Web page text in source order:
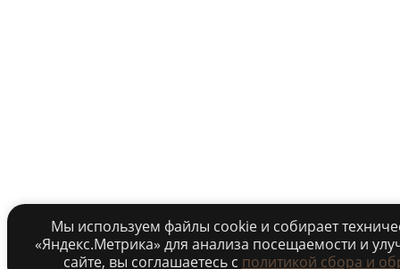
Мы используем файлы cookie и собирает
«Яндекс.Метрика» для анализа посещаемости и
сайте, вы соглашаетесь c политикой сбора и